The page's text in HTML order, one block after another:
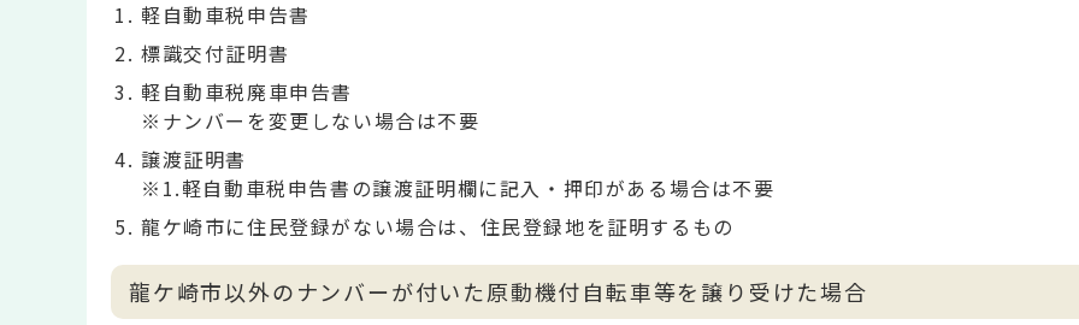
軽自動車税申告書
標識交付証明書
軽自動車税廃車申告書
※ナンバーを変更しない場合は不要
譲渡証明書
※1.軽自動車税申告書の譲渡証明欄に記入・押印がある場合は不要
龍ケ崎市に住民登録がない場合は、住民登録地を証明するもの
龍ケ崎市以外のナンバーが付いた原動機付自転車等を譲り受けた場合